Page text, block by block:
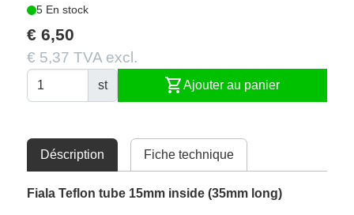
5 En stock
€ 6,50
€ 5,37 TVA excl.
st shopping_cartAjouter au panier
Déscription Fiche technique
Fiala Teflon tube 15mm inside (35mm long)